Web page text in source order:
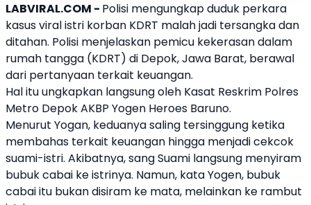
LABVIRAL.COM - Polisi mengungkap duduk perkara
kasus viral istri korban KDRT malah jadi tersangka dan
ditahan. Polisi menjelaskan pemicu kekerasan dalam
rumah tangga (KDRT) di Depok, Jawa Barat, berawal
dari pertanyaan terkait keuangan.
Hal itu ungkapkan langsung oleh Kasat Reskrim Polres
Metro Depok AKBP Yogen Heroes Baruno.
Menurut Yogan, keduanya saling tersinggung ketika
membahas terkait keuangan hingga menjadi cekcok
suami-istri. Akibatnya, sang Suami langsung menyiram
bubuk cabai ke istrinya. Namun, kata Yogen, bubuk
cabai itu bukan disiram ke mata, melainkan ke rambut